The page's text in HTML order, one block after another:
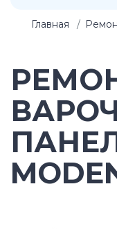
Главная